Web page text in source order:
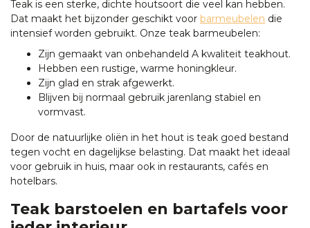
Teak is een sterke, dichte houtsoort die veel kan hebben.
Dat maakt het bijzonder geschikt voor barmeubelen die
intensief worden gebruikt. Onze teak barmeubelen:
Zijn gemaakt van onbehandeld A kwaliteit teakhout.
Hebben een rustige, warme honingkleur.
Zijn glad en strak afgewerkt.
Blijven bij normaal gebruik jarenlang stabiel en
vormvast.
Door de natuurlijke oliën in het hout is teak goed bestand
tegen vocht en dagelijkse belasting. Dat maakt het ideaal
voor gebruik in huis, maar ook in restaurants, cafés en
hotelbars.
Teak barstoelen en bartafels voor